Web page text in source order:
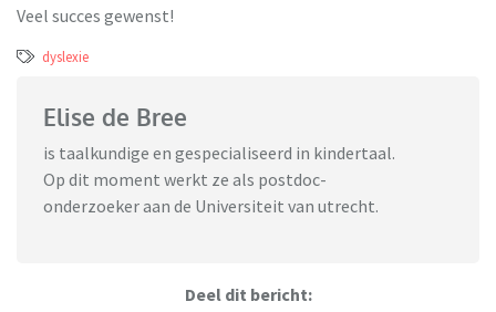
Veel succes gewenst!
dyslexie
Elise de Bree
is taalkundige en gespecialiseerd in kindertaal.
Op dit moment werkt ze als postdoc-
onderzoeker aan de Universiteit van utrecht.
Deel dit bericht: